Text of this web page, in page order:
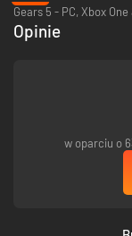
Opinie
w oparciu o